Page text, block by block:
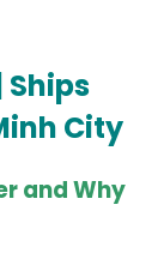
City
and Why